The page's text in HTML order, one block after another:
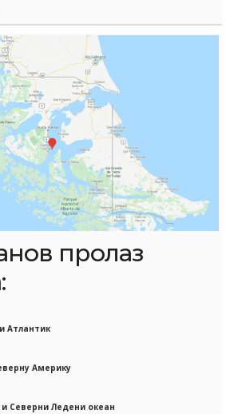
пролаз
Атлантик
Америку
Северни Ледени океан